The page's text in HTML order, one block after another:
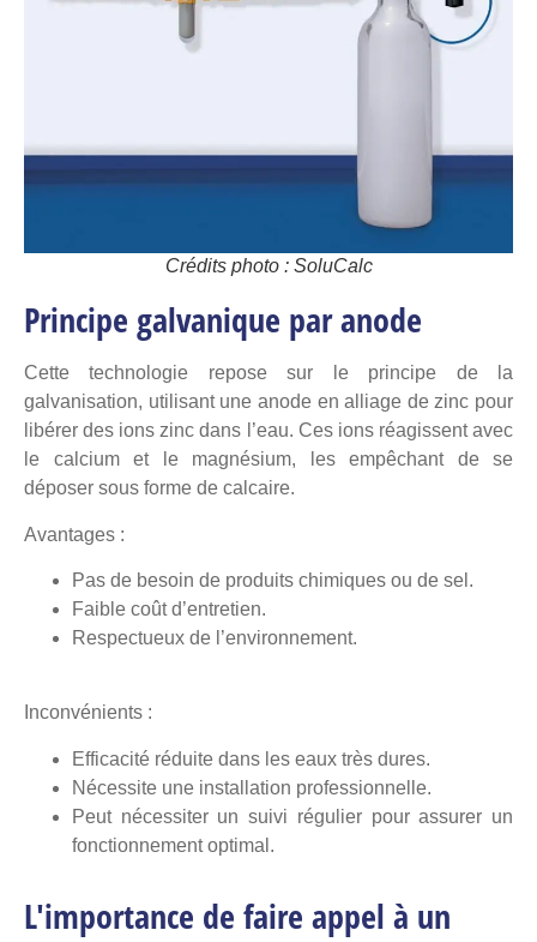
Crédits photo : SoluCalc
Principe galvanique par anode
Cette technologie repose sur le principe de la
galvanisation, utilisant une anode en alliage de zinc pour
libérer des ions zinc dans l’eau. Ces ions réagissent avec
le calcium et le magnésium, les empêchant de se
déposer sous forme de calcaire.
Avantages :
Pas de besoin de produits chimiques ou de sel.
Faible coût d’entretien.
Respectueux de l’environnement.
Inconvénients :
Efficacité réduite dans les eaux très dures.
Nécessite une installation professionnelle.
Peut nécessiter un suivi régulier pour assurer un
fonctionnement optimal.
L'importance de faire appel à un